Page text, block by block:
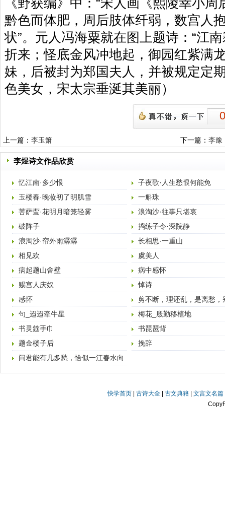
《野获编》中：“宋人画《熙陵幸小
黔色而体肥，周后肢体纤弱，数宫人
状”。元人冯海粟就在图上题诗：“江
折来；怪底金风冲地起，御园红紫满
妹，后被封为郑国夫人，并被规定定
色美女，宋太宗垂涎其美丽）
上一篇： 李玉箫 下一篇：李豫
李煜诗文作品欣赏
忆江南·多少恨
子夜歌·人生愁恨何能免
玉楼春·晚妆初了明肌雪
一斛珠
菩萨蛮·花明月暗笼轻雾
浪淘沙·往事只堪哀
破阵子
捣练子令·深院静
浪淘沙·帘外雨潺潺
长相思·一重山
相见欢
虞美人
病起题山舍壁
病中感怀
赐宫人庆奴
悼诗
感怀
剪不断，理还乱，是离愁，
番滋味在心头。 （五
句_迢迢牵牛星
梅花_殷勤移植地
书灵筵手巾
书琵琶背
题金楼子后
挽辞
问君能有几多愁，恰似一江春水向
东流。 （五代·李煜
快学首页 |古诗大全 |古文典籍 |文言文名篇